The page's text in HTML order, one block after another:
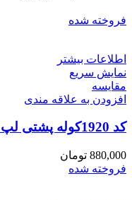
فروخته شده
اطلاعات بیشتر
نمایش سریع
مقايسه
افزودن به علاقه مندی
کد 1920کوله پشتی لپ تاپی کتپیلار
880,000 تومان
فروخته شده